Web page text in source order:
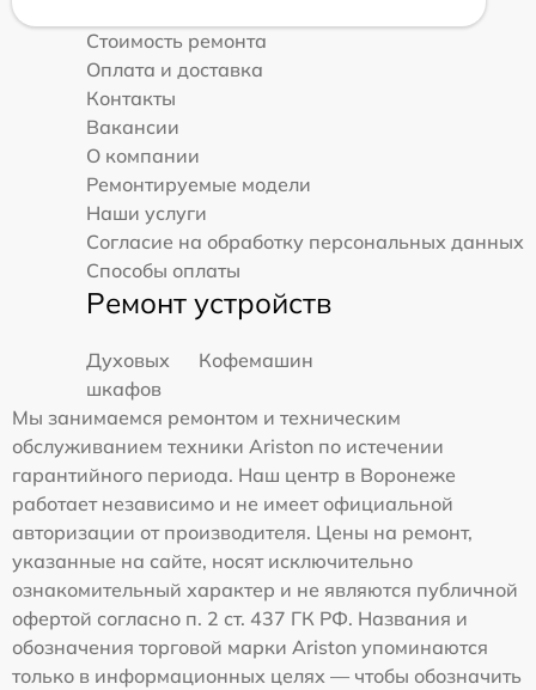
Стоимость ремонта
Оплата и доставка
Контакты
Вакансии
О компании
Ремонтируемые модели
Наши услуги
Согласие на обработку персональных данных
Способы оплаты
Ремонт устройств
Духовых
шкафов
Кофемашин
Мы занимаемся ремонтом и техническим
обслуживанием техники Ariston по истечении
гарантийного периода. Наш центр в Воронеже
работает независимо и не имеет официальной
авторизации от производителя. Цены на ремонт,
указанные на сайте, носят исключительно
ознакомительный характер и не являются публичной
офертой согласно п. 2 ст. 437 ГК РФ. Названия и
обозначения торговой марки Ariston упоминаются
только в информационных целях — чтобы обозначить